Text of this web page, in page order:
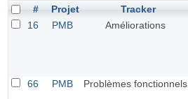
# Projet Tracker
16
PMB Améliorations
66 PMB Problèmes fonctionnels